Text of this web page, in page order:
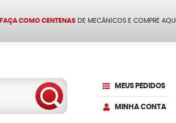
FAÇA COMO CENTENAS DE MECÂNICOS E COMPRE AQUI
MEUS PEDIDOS
MINHA CONTA